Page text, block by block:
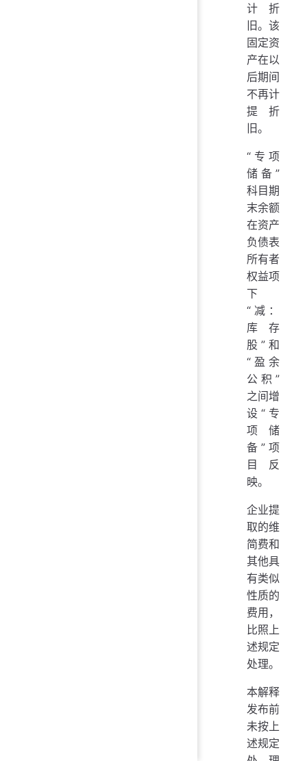
计折
旧。该
固定资
产在以
后期间
不再计
提折
旧。
“专项
储备”
科目期
末余额
在资产
负债表
所有者
权益项
下
“减：
库存
股”和
“盈余
公积”
之间增
设“专
项储
备”项
目反
映。
企业提
取的维
简费和
其他具
有类似
性质的
费用，
比照上
述规定
处理。
本解释
发布前
未按上
述规定